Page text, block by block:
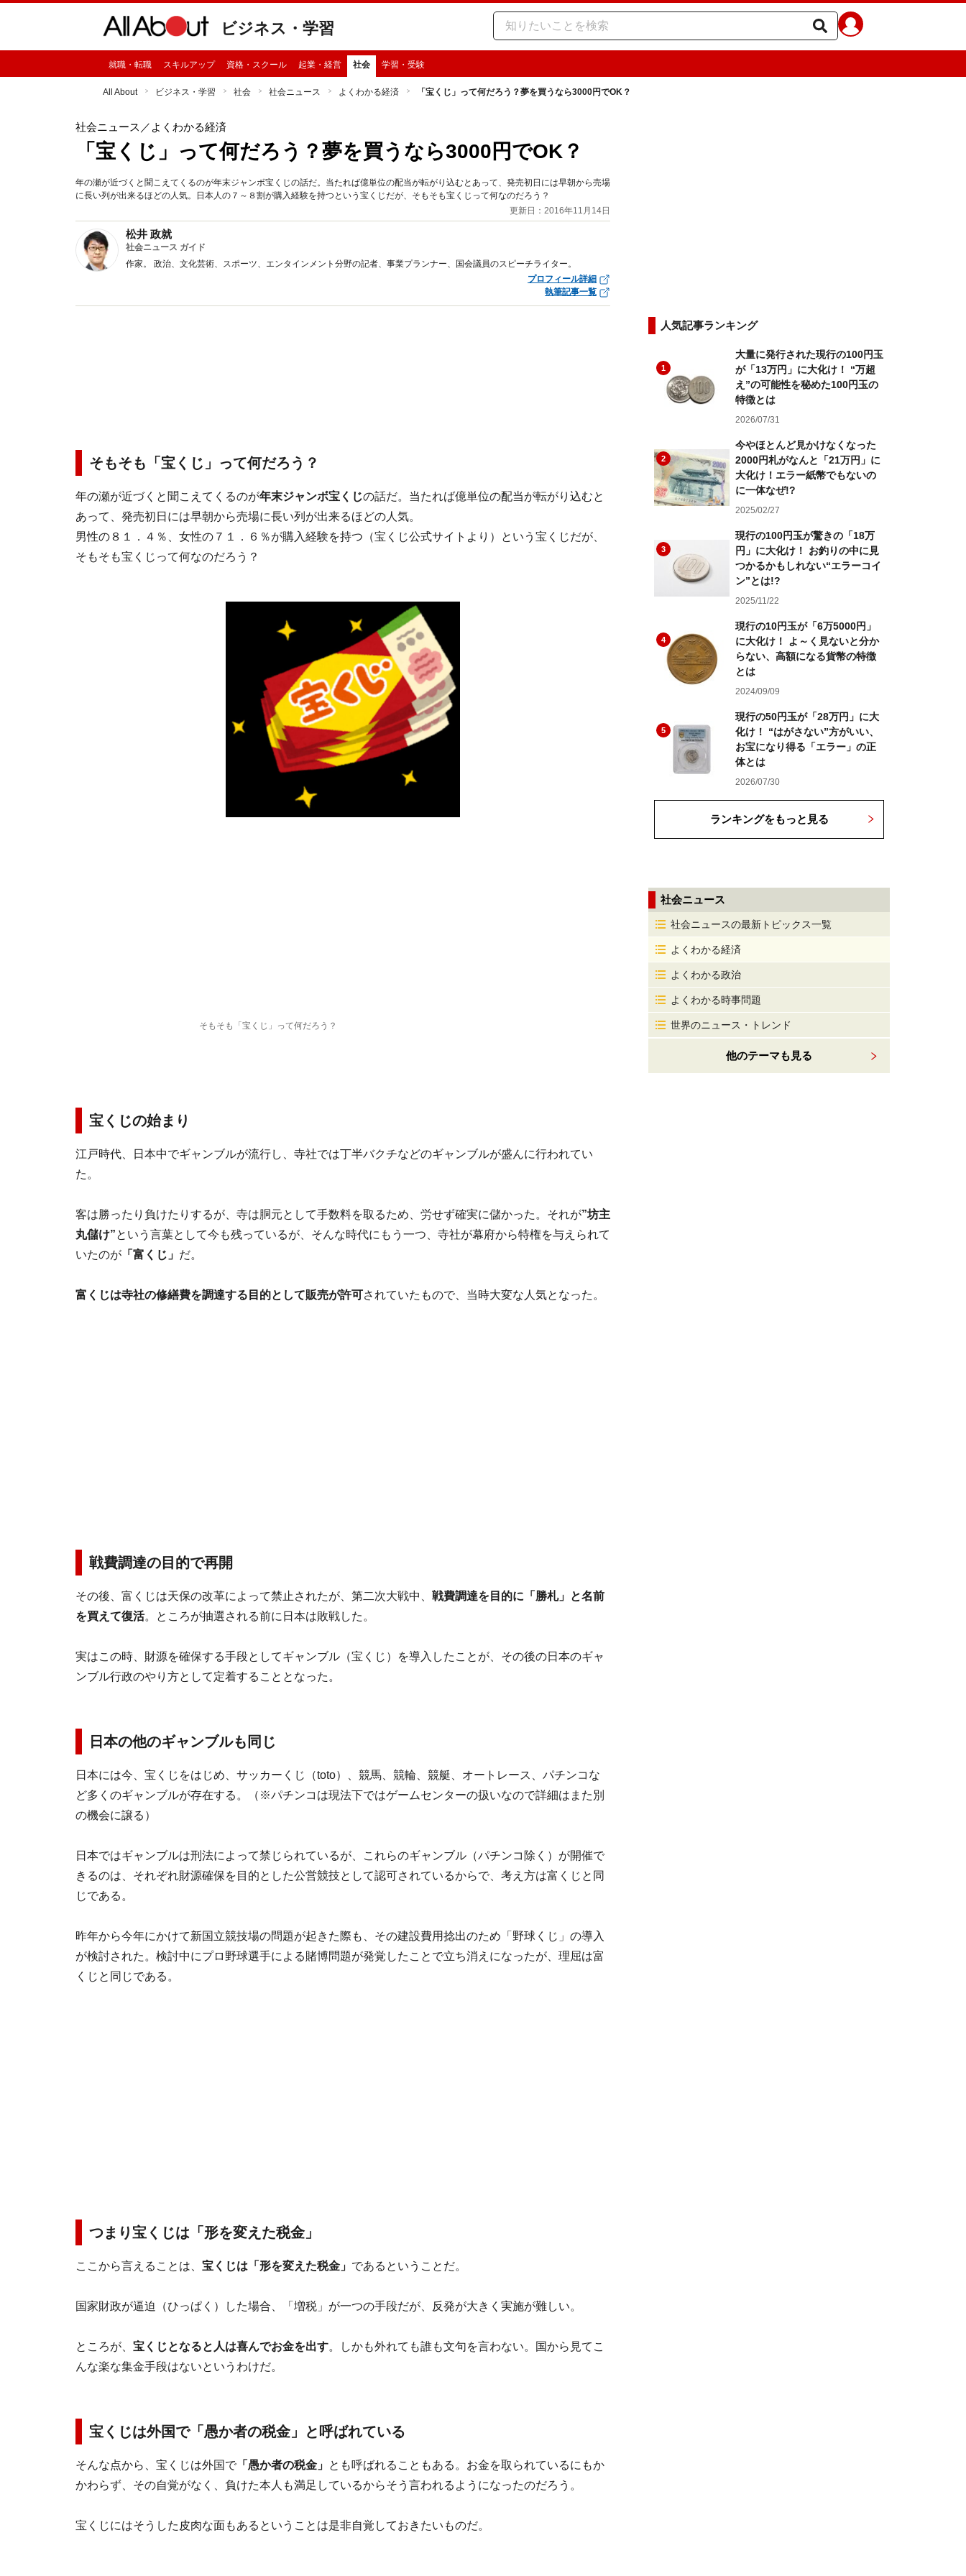
ビジネス・学習
就職・転職 スキルアップ 資格・スクール 起業・経営 社会 学習・受験
All About ビジネス・学習 社会 社会ニュース よくわかる経済 「宝くじ」って何だろう？夢を買うなら3000円でOK？
社会ニュース ／よくわかる経済
「宝くじ」って何だろう？夢を買うなら3000円でOK？
年の瀬が近づくと聞こえてくるのが年末ジャンボ宝くじの話だ。当たれば億単位の配当が転がり込むとあって、発売初日には早朝から売場
に長い列が出来るほどの人気。日本人の７～８割が購入経験を持つという宝くじだが、そもそも宝くじって何なのだろう？
更新日：2016年11月14日
松井 政就
社会ニュース ガイド
作家。 政治、文化芸術、スポーツ、エンタインメント分野の記者、事業プランナー、国会議員のスピーチライター。
プロフィール詳細
執筆記事一覧
そもそも「宝くじ」って何だろう？
年の瀬が近づくと聞こえてくるのが年末ジャンボ宝くじの話だ。当たれば億単位の配当が転がり込むと
あって、発売初日には早朝から売場に長い列が出来るほどの人気。
男性の８１．４％、女性の７１．６％が購入経験を持つ（宝くじ公式サイトより）という宝くじだが、
そもそも宝くじって何なのだろう？
そもそも「宝くじ」って何だろう？
宝くじの始まり
江戸時代、日本中でギャンブルが流行し、寺社では丁半バクチなどのギャンブルが盛んに行われてい
た。
客は勝ったり負けたりするが、寺は胴元として手数料を取るため、労せず確実に儲かった。それが”坊主
丸儲け”という言葉として今も残っているが、そんな時代にもう一つ、寺社が幕府から特権を与えられて
いたのが 「富くじ」 だ。
富くじは寺社の修繕費を調達する目的として販売が許可されていたもので、当時大変な人気となった。
戦費調達の目的で再開
その後、富くじは天保の改革によって禁止されたが、第二次大戦中、 戦費調達を目的に「勝札」と名前
を買えて復活。ところが抽選される前に日本は敗戦した。
実はこの時、財源を確保する手段としてギャンブル（宝くじ）を導入したことが、その後の日本のギャ
ンブル行政のやり方として定着することとなった。
日本の他のギャンブルも同じ
日本には今、宝くじをはじめ、サッカーくじ（toto）、競馬、競輪、競艇、オートレース、パチンコな
ど多くのギャンブルが存在する。（※パチンコは現法下ではゲームセンターの扱いなので詳細はまた別
の機会に譲る）
日本ではギャンブルは刑法によって禁じられているが、これらのギャンブル（パチンコ除く）が開催で
きるのは、それぞれ財源確保を目的とした公営競技として認可されているからで、考え方は富くじと同
じである。
昨年から今年にかけて新国立競技場の問題が起きた際も、その建設費用捻出のため「野球くじ」の導入
が検討された。検討中にプロ野球選手による賭博問題が発覚したことで立ち消えになったが、理屈は富
くじと同じである。
つまり宝くじは「形を変えた税金」
ここから言えることは、 宝くじは「形を変えた税金」 であるということだ。
国家財政が逼迫（ひっぱく）した場合、「増税」が一つの手段だが、反発が大きく実施が難しい。
ところが、 宝くじとなると人は喜んでお金を出す。しかも外れても誰も文句を言わない。国から見てこ
んな楽な集金手段はないというわけだ。
宝くじは外国で「愚か者の税金」と呼ばれている
そんな点から、宝くじは外国で 「愚か者の税金」 とも呼ばれることもある。お金を取られているにもか
かわらず、その自覚がなく、負けた本人も満足しているからそう言われるようになったのだろう。
宝くじにはそうした皮肉な面もあるということは是非自覚しておきたいものだ。
人気記事ランキング
1
大量に発行された現行の100円玉
が「13万円」に大化け！ “万超
え”の可能性を秘めた100円玉の
特徴とは
2026/07/31
2
今やほとんど見かけなくなった
2000円札がなんと「21万円」に
大化け！エラー紙幣でもないの
に一体なぜ!?
2025/02/27
3
現行の100円玉が驚きの「18万
円」に大化け！ お釣りの中に見
つかるかもしれない“エラーコイ
ン”とは!?
2025/11/22
4
現行の10円玉が「6万5000円」
に大化け！ よ～く見ないと分か
らない、高額になる貨幣の特徴
とは
2024/09/09
5
現行の50円玉が「28万円」に大
化け！ “はがさない”方がいい、
お宝になり得る「エラー」の正
体とは
2026/07/30
ランキングをもっと見る
社会ニュース
社会ニュースの最新トピックス一覧
よくわかる経済
よくわかる政治
よくわかる時事問題
世界のニュース・トレンド
他のテーマも見る